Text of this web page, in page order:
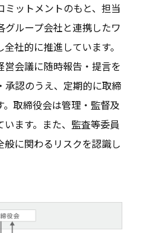
ットメントのもと、担当
ループ会社と連携したワ
社的に推進しています。
会議に随時報告・提言を
認のうえ、定期的に取締
取締役会は管理・監督及
ます。また、監査等委員
に関わるリスクを認識し